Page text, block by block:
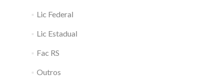
Lic Federal
Lic Estadual
Fac RS
Outros